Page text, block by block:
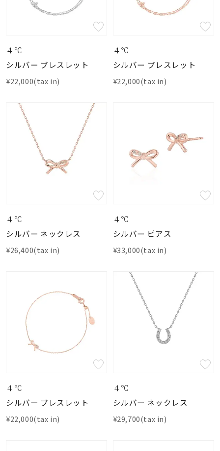
４℃
シルバー ブレスレット
¥22,000(tax in)
４℃
シルバー ブレスレット
¥22,000(tax in)
４℃
シルバー ネックレス
¥26,400(tax in)
４℃
シルバー ピアス
¥33,000(tax in)
４℃
シルバー ブレスレット
¥22,000(tax in)
４℃
シルバー ネックレス
¥29,700(tax in)